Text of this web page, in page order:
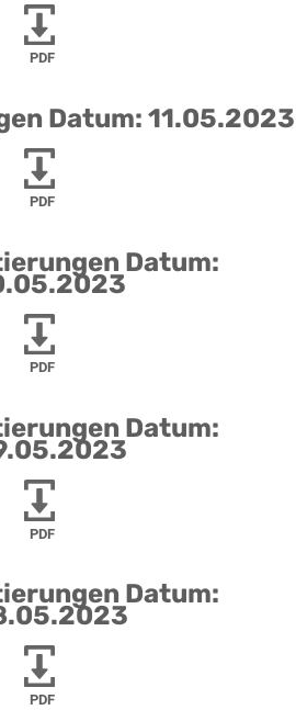
PDF
Datum: 11.05.2023
PDF
Datum:
PDF
Datum:
PDF
Datum:
PDF